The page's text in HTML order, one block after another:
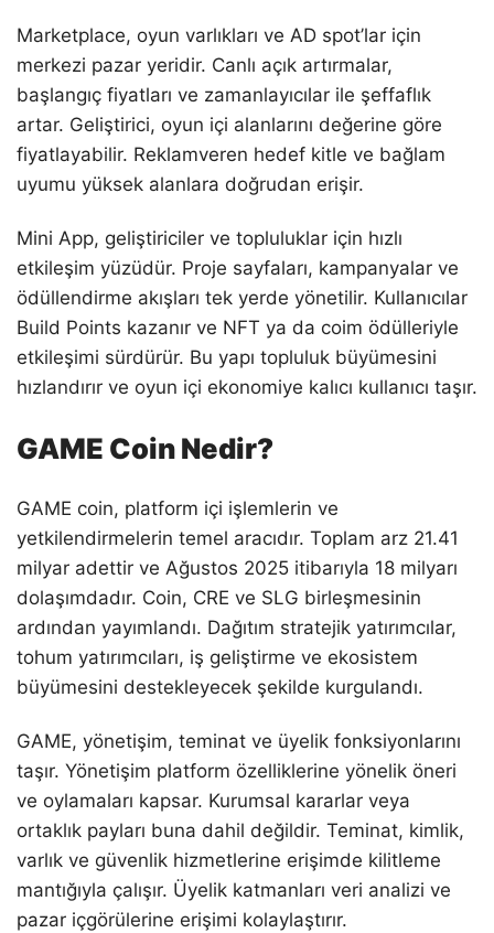
Marketplace, oyun varlıkları ve AD spot’lar için
merkezi pazar yeridir. Canlı açık artırmalar,
başlangıç fiyatları ve zamanlayıcılar ile şeffaflık
artar. Geliştirici, oyun içi alanlarını değerine göre
fiyatlayabilir. Reklamveren hedef kitle ve bağlam
uyumu yüksek alanlara doğrudan erişir.
Mini App, geliştiriciler ve topluluklar için hızlı
etkileşim yüzüdür. Proje sayfaları, kampanyalar ve
ödüllendirme akışları tek yerde yönetilir. Kullanıcılar
Build Points kazanır ve NFT ya da coim ödülleriyle
etkileşimi sürdürür. Bu yapı topluluk büyümesini
hızlandırır ve oyun içi ekonomiye kalıcı kullanıcı taşır.
GAME Coin Nedir?
GAME coin, platform içi işlemlerin ve
yetkilendirmelerin temel aracıdır. Toplam arz 21.41
milyar adettir ve Ağustos 2025 itibarıyla 18 milyarı
dolaşımdadır. Coin, CRE ve SLG birleşmesinin
ardından yayımlandı. Dağıtım stratejik yatırımcılar,
tohum yatırımcıları, iş geliştirme ve ekosistem
büyümesini destekleyecek şekilde kurgulandı.
GAME, yönetişim, teminat ve üyelik fonksiyonlarını
taşır. Yönetişim platform özelliklerine yönelik öneri
ve oylamaları kapsar. Kurumsal kararlar veya
ortaklık payları buna dahil değildir. Teminat, kimlik,
varlık ve güvenlik hizmetlerine erişimde kilitleme
mantığıyla çalışır. Üyelik katmanları veri analizi ve
pazar içgörülerine erişimi kolaylaştırır.